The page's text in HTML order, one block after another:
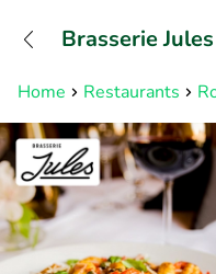
Home Restaurants
Brasserie